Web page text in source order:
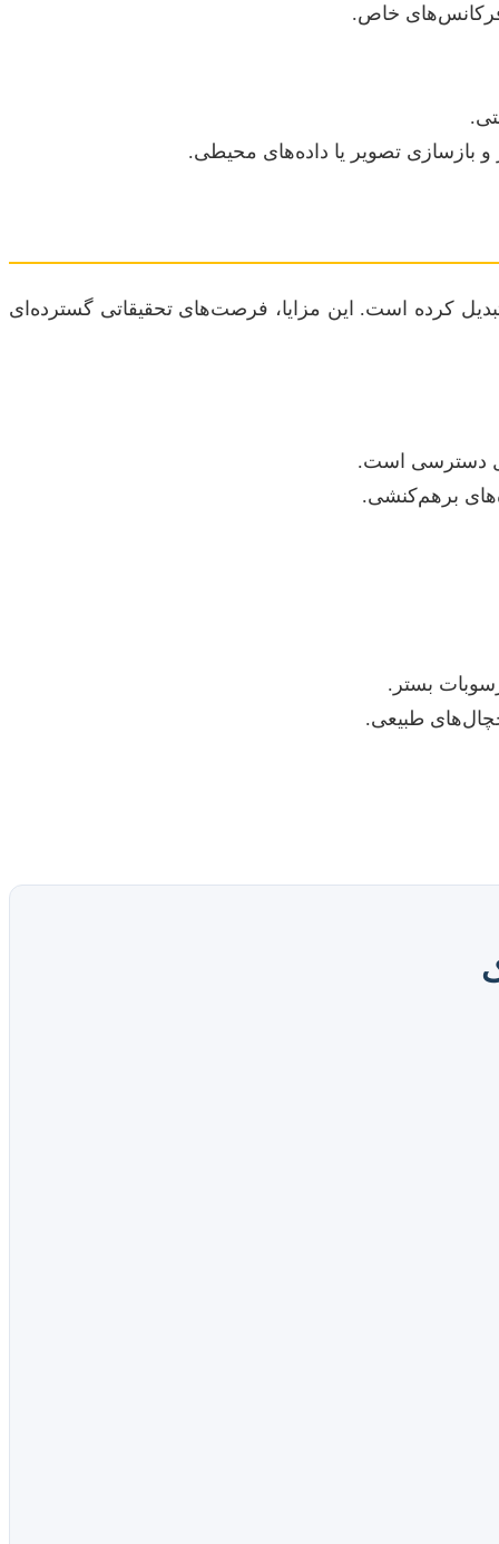
فرکانس‌های خاص.
و بازسازی تصویر یا داده‌های محیطی.
کرده است. این مزایا، فرصت‌های تحقیقاتی گسترده‌ای
دسترسی است.
برهم‌کنشی.
بستر.
طبیعی.